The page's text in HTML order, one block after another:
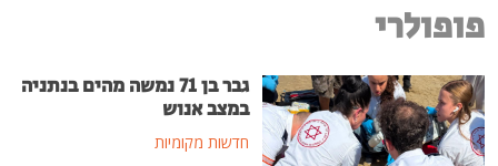
פופולרי
גבר בן 71 נמשה מהים בנתניה
במצב אנוש
חדשות מקומיות